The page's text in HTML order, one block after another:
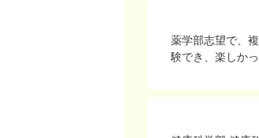
薬学部志望で、
験でき、楽しか